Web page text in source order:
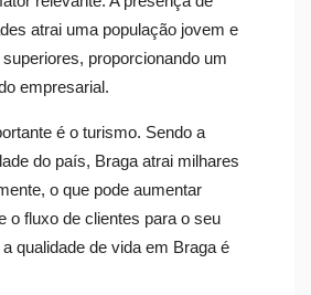
atrai uma população jovem e
proporcionando um
empresarial.
é o turismo. Sendo a
do país, Braga atrai milhares
o que pode aumentar
o fluxo de clientes para o seu
qualidade de vida em Braga é